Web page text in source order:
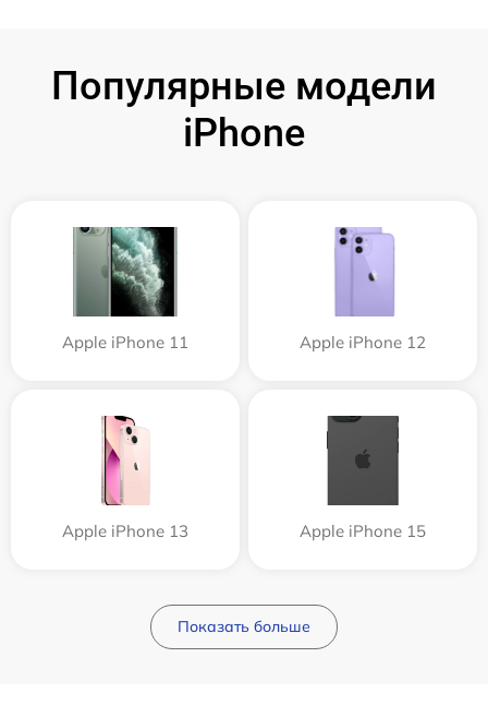
Популярные модели
iPhone
Apple iPhone 11 Apple iPhone 12
Apple iPhone 13 Apple iPhone 15
Показать больше